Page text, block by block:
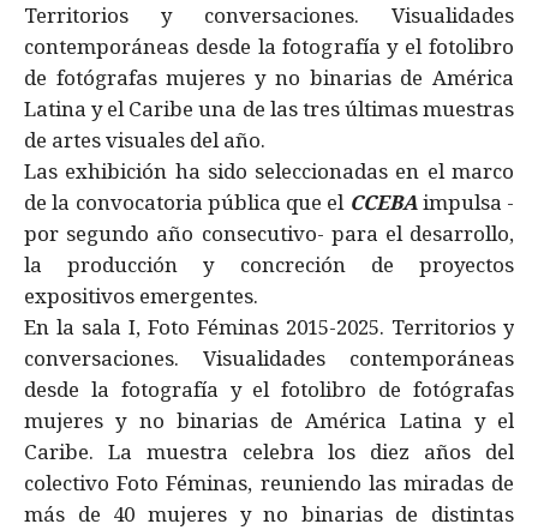
Territorios y conversaciones. Visualidades
contemporáneas desde la fotografía y el fotolibro
de fotógrafas mujeres y no binarias de América
Latina y el Caribe una de las tres últimas muestras
de artes visuales del año.
Las exhibición ha sido seleccionadas en el marco
de la convocatoria pública que el CCEBAimpulsa -
por segundo año consecutivo- para el desarrollo,
la producción y concreción de proyectos
expositivos emergentes.
En la sala I, Foto Féminas 2015-2025. Territorios y
conversaciones. Visualidades contemporáneas
desde la fotografía y el fotolibro de fotógrafas
mujeres y no binarias de América Latina y el
Caribe. La muestra celebra los diez años del
colectivo Foto Féminas, reuniendo las miradas de
más de 40 mujeres y no binarias de distintas